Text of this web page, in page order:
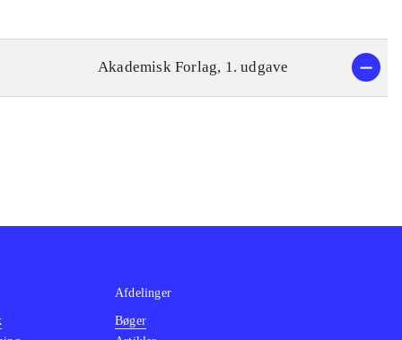
Akademisk Forlag, 1. udgave
Afdelinger
Bøger